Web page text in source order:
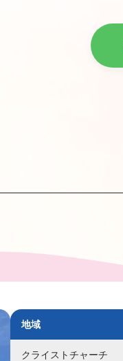
地域
クライストチャーチ